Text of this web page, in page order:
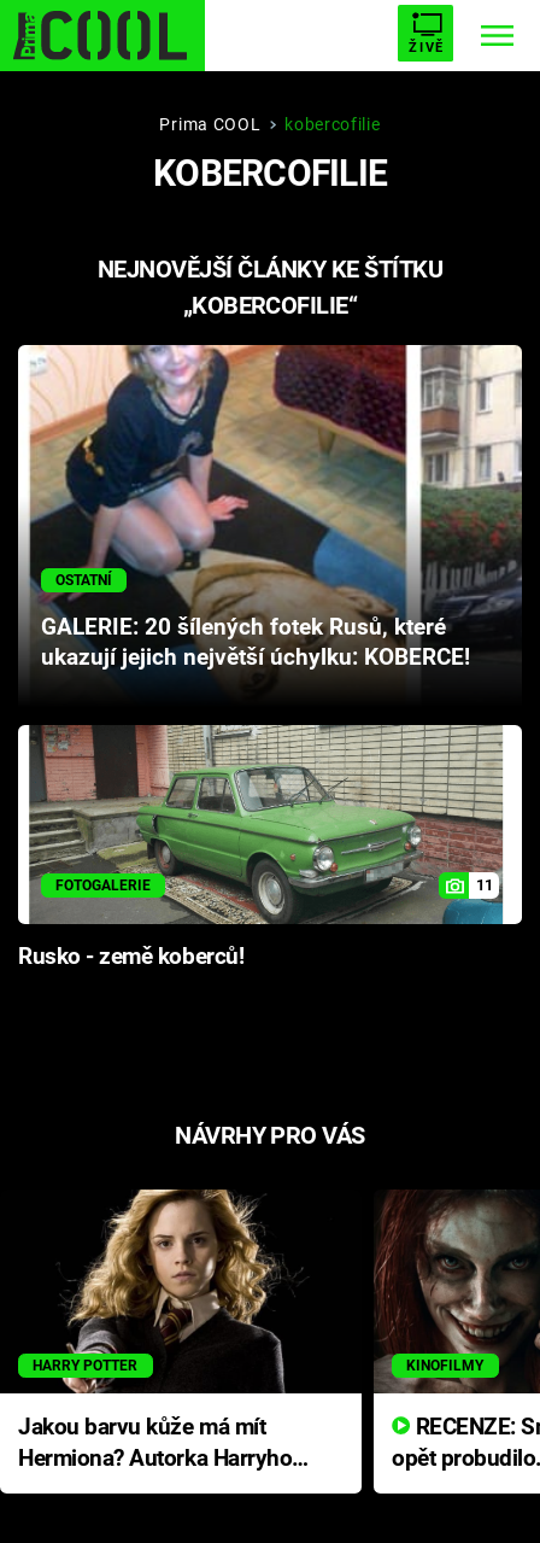
ŽIVĚ
STARHOUSE BUFFY, PŘEMOŽITELKA UPÍRŮ
PLNEJ KOTEL AVENGERS 5
Filmy
Seriály
Hry
Cool Esport
Pořady
TV Program
Sledujte prima+
Přihlášení
Prima COOL kobercofilie
KOBERCOFILIE
NEJNOVĚJŠÍ ČLÁNKY KE ŠTÍTKU
„KOBERCOFILIE“
OSTATNÍ
GALERIE: 20 šílených fotek Rusů, které
ukazují jejich největší úchylku: KOBERCE!
FOTOGALERIE 11
Rusko - země koberců!
NÁVRHY PRO VÁS
HARRY POTTER
Jakou barvu kůže má mít
Hermiona? Autorka Harryho
Pottera přišla s ráznou
KINOFILMY
opět
přichází s